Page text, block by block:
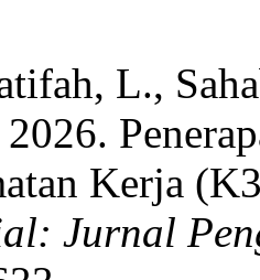
L.,
Kerja
Jurnal